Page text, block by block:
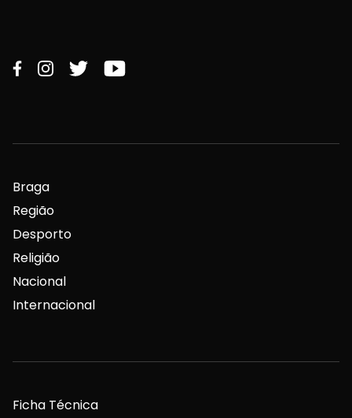
Braga
Região
Desporto
Religião
Nacional
Internacional
Ficha Técnica